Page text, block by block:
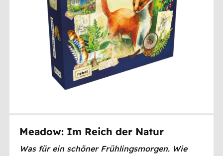
Meadow: Im Reich der Natur
Was für ein schöner Frühlingsmorgen. Wie